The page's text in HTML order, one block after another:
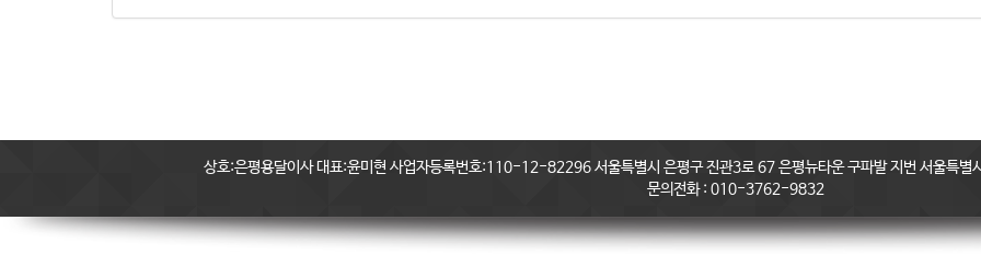
상호:은평용달이사 대표:윤미현 사업자등록번호:110-12-82296 서울특별시 은평구 진관3로 67 은평뉴타운 구파발 지번 서울특
문의전화 : 010-3762-9832